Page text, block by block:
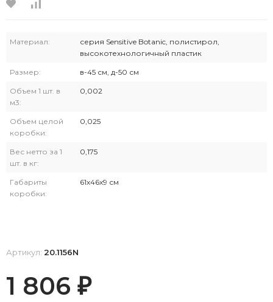
Материал:
серия Sensitive Botanic, полистирол,
высокотехнологичный пластик
Размер: в-45 см, д-50 см
Объем 1 шт. в
м3:
0,002
Объем целой
коробки:
0,025
Вес нетто за 1
шт. в кг:
0,175
Габариты
коробки:
61х46х9 см
Артикул: 20.1156N
1 806 ₽